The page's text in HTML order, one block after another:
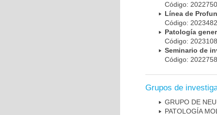
Código:
Línea de
Código:
Patología
Código:
Seminario de
Código:
Grupos de
GRUPO DE
PATOLOGÍA